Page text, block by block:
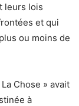
leurs lois
et qui
ou moins de
Chose » avait
à